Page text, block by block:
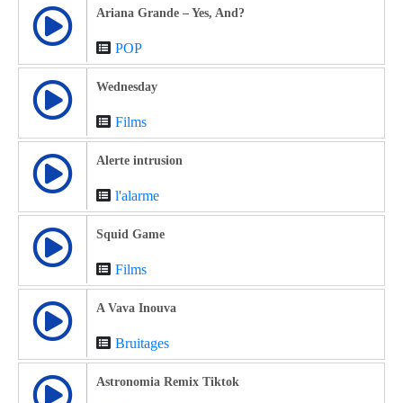
Ariana Grande – Yes, And?
POP
Wednesday
Films
Alerte intrusion
l'alarme
Squid Game
Films
A Vava Inouva
Bruitages
Astronomia Remix Tiktok